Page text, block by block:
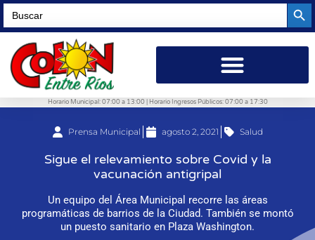
Search
for:
Horario Municipal: 07:00 a 13:00 | Horario Ingresos Públicos: 07:00 a 17:30
Prensa Municipal agosto 2, 2021 Salud
Sigue el relevamiento sobre Covid y la
vacunación antigripal
Un equipo del Área Municipal recorre las áreas
programáticas de barrios de la Ciudad. También se montó
un puesto sanitario en Plaza Washington.